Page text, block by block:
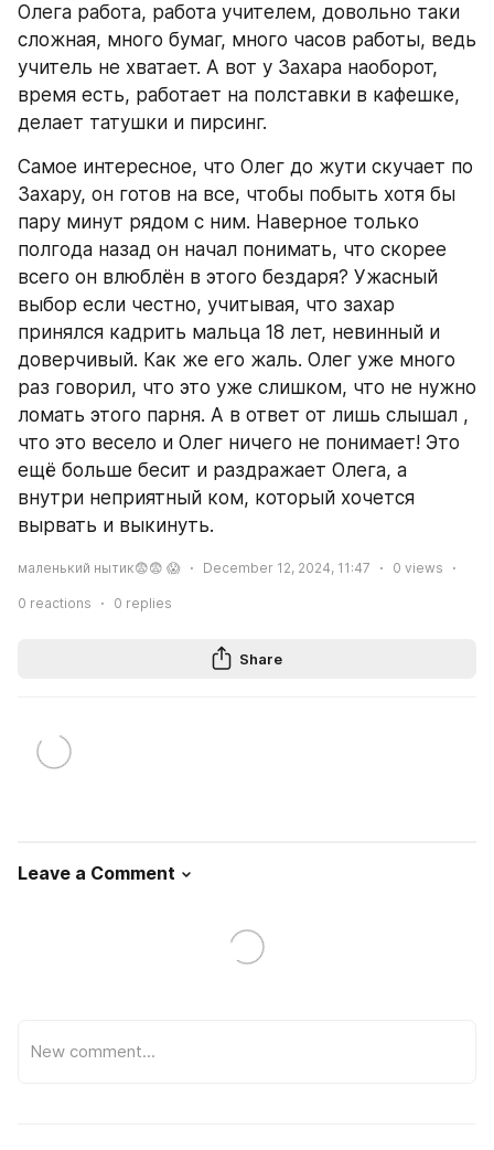
Олега работа, работа учителем, довольно таки
сложная, много бумаг, много часов работы, ведь
учитель не хватает. А вот у Захара наоборот,
время есть, работает на полставки в кафешке,
делает татушки и пирсинг.
Самое интересное, что Олег до жути скучает по
Захару, он готов на все, чтобы побыть хотя бы
пару минут рядом с ним. Наверное только
полгода назад он начал понимать, что скорее
всего он влюблён в этого бездаря? Ужасный
выбор если честно, учитывая, что захар
принялся кадрить мальца 18 лет, невинный и
доверчивый. Как же его жаль. Олег уже много
раз говорил, что это уже слишком, что не нужно
ломать этого парня. А в ответ от лишь слышал ,
что это весело и Олег ничего не понимает! Это
ещё больше бесит и раздражает Олега, а
внутри неприятный ком, который хочется
вырвать и выкинуть.
маленький нытик😨😨 😱 December 12, 2024, 11:47 0 views
0 reactions 0 replies
Share
Leave a Comment